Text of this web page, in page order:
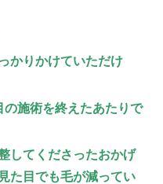
かりかけていただけ
の施術を終えたあたりで
してくださったおかげ
た目でも毛が減ってい